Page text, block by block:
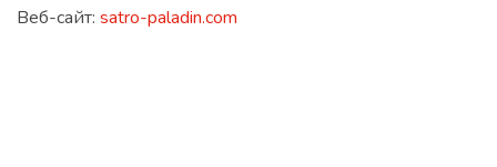
Веб-сайт: satro-paladin.com